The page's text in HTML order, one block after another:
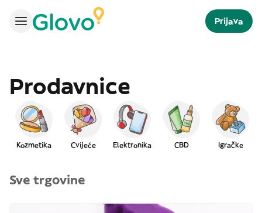
Prijava
Prodavnice
Kozmetika Cvijeće Elektronika CBD Igračke
Sve trgovine